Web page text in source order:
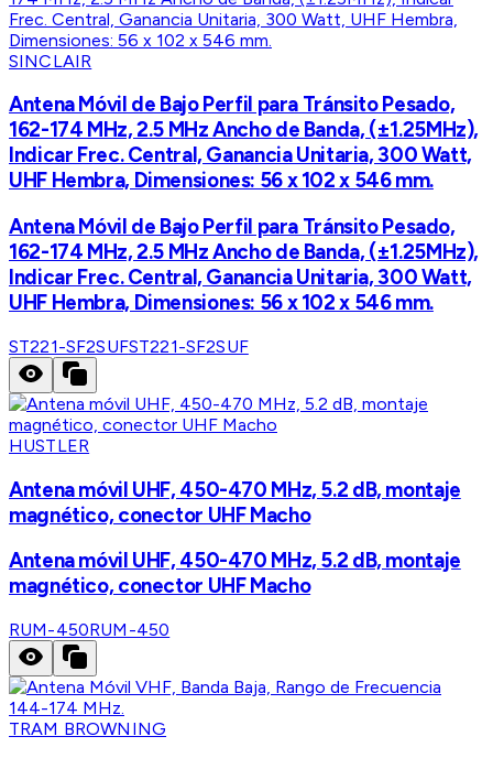
SINCLAIR
Antena Móvil de Bajo Perfil para Tránsito Pesado,
162-174 MHz, 2.5 MHz Ancho de Banda, (±1.25MHz),
Indicar Frec. Central, Ganancia Unitaria, 300 Watt,
UHF Hembra, Dimensiones: 56 x 102 x 546 mm.
Antena Móvil de Bajo Perfil para Tránsito Pesado,
162-174 MHz, 2.5 MHz Ancho de Banda, (±1.25MHz),
Indicar Frec. Central, Ganancia Unitaria, 300 Watt,
UHF Hembra, Dimensiones: 56 x 102 x 546 mm.
ST221-SF2SUFST221-SF2SUF
HUSTLER
Antena móvil UHF, 450-470 MHz, 5.2 dB, montaje
magnético, conector UHF Macho
Antena móvil UHF, 450-470 MHz, 5.2 dB, montaje
magnético, conector UHF Macho
RUM-450RUM-450
TRAM BROWNING